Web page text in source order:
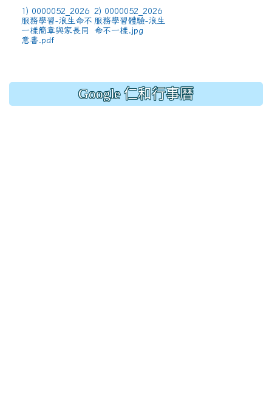
1) 0000052_2026
服務學習-浪生命不
一樣簡章與家長同
意書.pdf
2) 0000052_2026
服務學習體驗-浪生
命不一樣.jpg
Google 仁和行事曆